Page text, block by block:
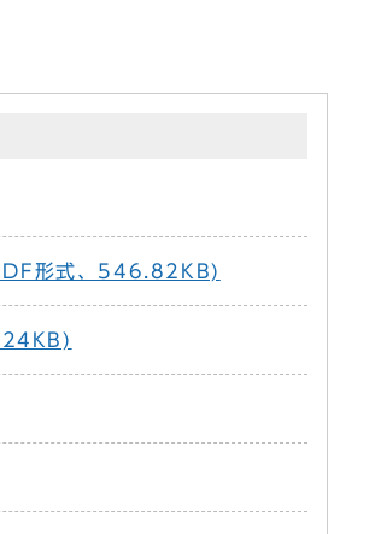
形式、546.82KB)